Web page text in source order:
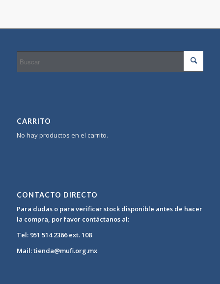
CARRITO
No hay productos en el carrito.
CONTACTO DIRECTO
Para dudas o para verificar stock disponible antes de hacer
la compra, por favor contáctanos al:
Tel: 951 514 2366 ext. 108
Mail: tienda@mufi.org.mx